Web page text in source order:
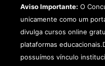
Aviso Importante: O
unicamente como um
divulga cursos online
plataformas
possuímos vínculo